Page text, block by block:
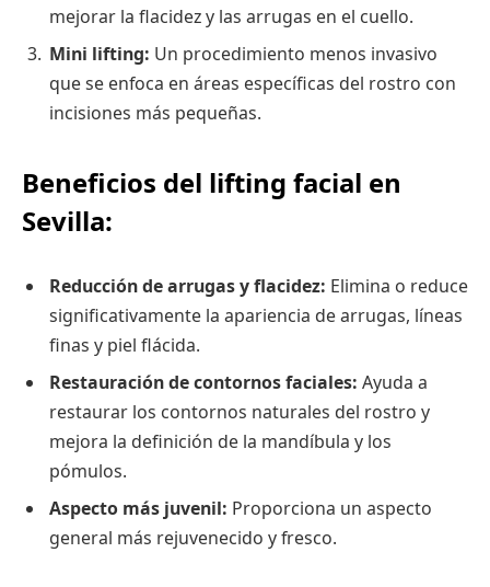
mejorar la flacidez y las arrugas en el cuello.
Mini lifting: Un procedimiento menos invasivo
que se enfoca en áreas específicas del rostro con
incisiones más pequeñas.
Beneficios del lifting facial en
Sevilla:
Reducción de arrugas y flacidez: Elimina o reduce
significativamente la apariencia de arrugas, líneas
finas y piel flácida.
Restauración de contornos faciales: Ayuda a
restaurar los contornos naturales del rostro y
mejora la definición de la mandíbula y los
pómulos.
Aspecto más juvenil: Proporciona un aspecto
general más rejuvenecido y fresco.